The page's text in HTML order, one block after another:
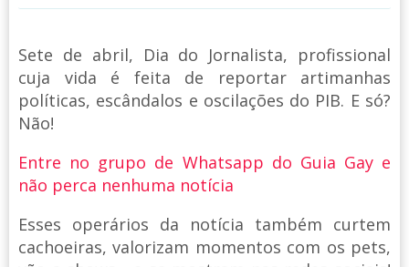
Sete de abril, Dia do Jornalista, profissional
cuja vida é feita de reportar artimanhas
políticas, escândalos e oscilações do PIB. E só?
Não!
Entre no grupo de Whatsapp do Guia Gay e
não perca nenhuma notícia
Esses operários da notícia também curtem
cachoeiras, valorizam momentos com os pets,